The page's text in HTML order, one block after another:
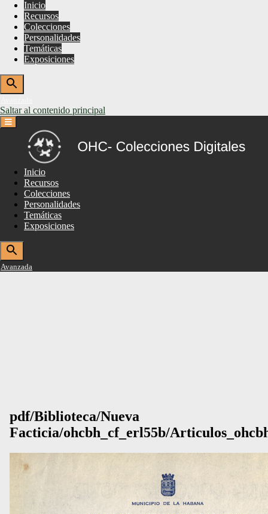
Inicio
Recursos
Colecciones
Personalidades
Temáticas
Exposiciones
Saltar al contenido principal
Inicio
Recursos
Colecciones
Personalidades
Temáticas
Exposiciones
Avanzada
pdf/Biblioteca/Nueva
Facticia/ohcbh_cf_erl55b/